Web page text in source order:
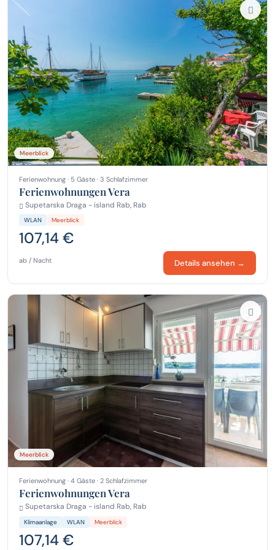
Meerblick
Ferienwohnung · 5 Gäste · 3 Schlafzimmer
Ferienwohnungen Vera
Supetarska Draga - island Rab, Rab
WLAN Meerblick
107,14 €
ab / Nacht Details ansehen →
Meerblick
Ferienwohnung · 4 Gäste · 2 Schlafzimmer
Ferienwohnungen Vera
Supetarska Draga - island Rab, Rab
Klimaanlage WLAN Meerblick
107,14 €